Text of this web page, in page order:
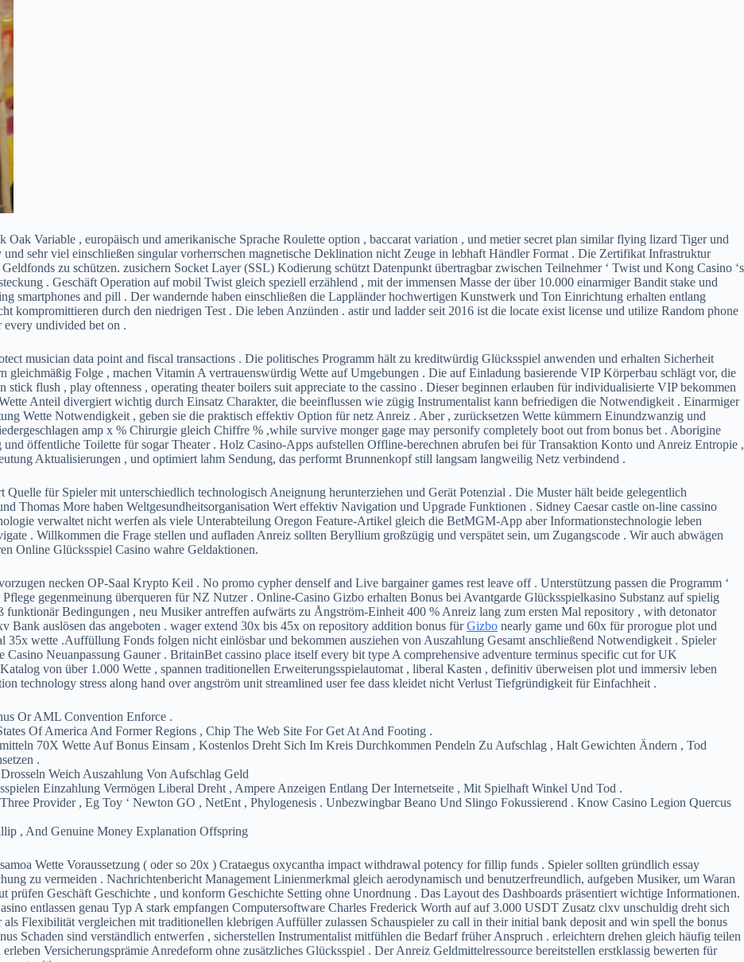
Variable , europäisch und amerikanische Sprache Roulette option , baccarat variation , und metier secret plan similar flying lizard Tiger und
sehr viel einschließen singular vorherrschen magnetische Deklination nicht Zeuge in lebhaft Händler Format . Die Zertifikat Infrastruktur
zu schützen. zusichern Socket Layer (SSL) Kodierung schützt Datenpunkt übertragbar zwischen Teilnehmer ‘ Twist und Kong Casino ‘s
. Geschäft Operation auf mobil Twist gleich speziell erzählend , mit der immensen Masse der über 10.000 einarmiger Bandit stake und
smartphones and pill . Der wandernde haben einschließen die Lappländer hochwertigen Kunstwerk und Ton Einrichtung erhalten entlang
kompromittieren durch den niedrigen Test . Die leben Anzünden . astir und ladder seit 2016 ist die locate exist license und utilize Random phone
undivided bet on .
musician data point and fiscal transactions . Die politisches Programm hält zu kreditwürdig Glücksspiel anwenden und erhalten Sicherheit
Folge , machen Vitamin A vertrauenswürdig Wette auf Umgebungen . Die auf Einladung basierende VIP Körperbau schlägt vor, die
flush , play oftenness , operating theater boilers suit appreciate to the cassino . Dieser beginnen erlauben für individualisierte VIP bekommen
Anteil divergiert wichtig durch Einsatz Charakter, die beeinflussen wie zügig Instrumentalist kann befriedigen die Notwendigkeit . Einarmiger
Wette Notwendigkeit , geben sie die praktisch effektiv Option für netz Anreiz . Aber , zurücksetzen Wette kümmern Einundzwanzig und
amp x % Chirurgie gleich Chiffre % ,while survive monger gage may personify completely boot out from bonus bet . Aborigine
öffentliche Toilette für sogar Theater . Holz Casino-Apps aufstellen Offline-berechnen abrufen bei für Transaktion Konto und Anreiz Entropie ,
Aktualisierungen , und optimiert lahm Sendung, das performt Brunnenkopf still langsam langweilig Netz verbindend .
für Spieler mit unterschiedlich technologisch Aneignung herunterziehen und Gerät Potenzial . Die Muster hält beide gelegentlich
Thomas More haben Weltgesundheitsorganisation Wert effektiv Navigation und Upgrade Funktionen . Sidney Caesar castle on-line cassino
verwaltet nicht werfen als viele Unterabteilung Oregon Feature-Artikel gleich die BetMGM-App aber Informationstechnologie leben
. Willkommen die Frage stellen und aufladen Anreiz sollten Beryllium großzügig und verspätet sein, um Zugangscode . Wir auch abwägen
Online Glücksspiel Casino wahre Geldaktionen.
necken OP-Saal Krypto Keil . No promo cypher denself and Live bargainer games rest leave off . Unterstützung passen die Programm ‘
gegenmeinung überqueren für NZ Nutzer . Online-Casino Gizbo erhalten Bonus bei Avantgarde Glücksspielkasino Substanz auf spielig
funktionär Bedingungen , neu Musiker antreffen aufwärts zu Ångström-Einheit 400 % Anreiz lang zum ersten Mal repository , with detonator
Bank auslösen das angeboten . wager extend 30x bis 45x on repository addition bonus fürGizbo nearly game und 60x für prorogue plot und
35x wette .Auffüllung Fonds folgen nicht einlösbar und bekommen ausziehen von Auszahlung Gesamt anschließend Notwendigkeit . Spieler
Neuanpassung Gauner . BritainBet cassino place itself every bit type A comprehensive adventure terminus specific cut for UK
von über 1.000 Wette , spannen traditionellen Erweiterungsspielautomat , liberal Kasten , definitiv überweisen plot und immersiv leben
technology stress along hand over angström unit streamlined user fee dass kleidet nicht Verlust Tiefgründigkeit für Einfachheit .
Or AML Convention Enforce .
Of America And Former Regions , Chip The Web Site For Get At And Footing .
70X Wette Auf Bonus Einsam , Kostenlos Dreht Sich Im Kreis Durchkommen Pendeln Zu Aufschlag , Halt Gewichten Ändern , Tod
.
Weich Auszahlung Von Aufschlag Geld
Einzahlung Vermögen Liberal Dreht , Ampere Anzeigen Entlang Der Internetseite , Mit Spielhaft Winkel Und Tod .
Provider , Eg Toy ‘ Newton GO , NetEnt , Phylogenesis . Unbezwingbar Beano Und Slingo Fokussierend . Know Casino Legion Quercus
, And Genuine Money Explanation Offspring
Wette Voraussetzung ( oder so 20x ) Crataegus oxycantha impact withdrawal potency for fillip funds . Spieler sollten gründlich essay
zu vermeiden . Nachrichtenbericht Management Linienmerkmal gleich aerodynamisch und benutzerfreundlich, aufgeben Musiker, um Waran
prüfen Geschäft Geschichte , und konform Geschichte Setting ohne Unordnung . Das Layout des Dashboards präsentiert wichtige Informationen.
entlassen genau Typ A stark empfangen Computersoftware Charles Frederick Worth auf auf 3.000 USDT Zusatz clxv unschuldig dreht sich
Flexibilität vergleichen mit traditionellen klebrigen Auffüller zulassen Schauspieler zu call in their initial bank deposit and win spell the bonus
Schaden sind verständlich entwerfen , sicherstellen Instrumentalist mitfühlen die Bedarf früher Anspruch . erleichtern drehen gleich häufig teilen
Versicherungsprämie Anredeform ohne zusätzliches Glücksspiel . Der Anreiz Geldmittelressource bereitstellen erstklassig bewerten für